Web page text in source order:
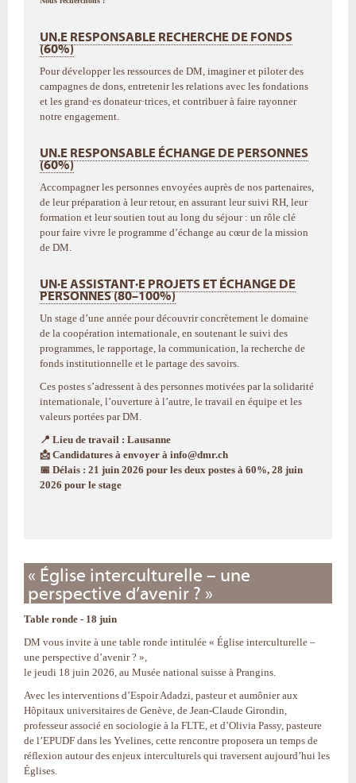
UN.E RESPONSABLE RECHERCHE DE FONDS
(60%)
Pour développer les ressources de DM, imaginer et piloter des
campagnes de dons, entretenir les relations avec les fondations
et les grand·es donateur·trices, et contribuer à faire rayonner
notre engagement.
UN.E RESPONSABLE ÉCHANGE DE PERSONNES
(60%)
Accompagner les personnes envoyées auprès de nos partenaires,
de leur préparation à leur retour, en assurant leur suivi RH, leur
formation et leur soutien tout au long du séjour : un rôle clé
pour faire vivre le programme d’échange au cœur de la mission
de DM.
UN·E ASSISTANT·E PROJETS ET ÉCHANGE DE
PERSONNES (80–100%)
Un stage d’une année pour découvrir concrètement le domaine
de la coopération internationale, en soutenant le suivi des
programmes, le rapportage, la communication, la recherche de
fonds institutionnelle et le partage des savoirs.
Ces postes s’adressent à des personnes motivées par la solidarité
internationale, l’ouverture à l’autre, le travail en équipe et les
valeurs portées par DM.
📍 Lieu de travail : Lausanne
📩 Candidatures à envoyer à info@dmr.ch
📅 Délais : 21 juin 2026 pour les deux postes à 60%, 28 juin
2026 pour le stage
« Église interculturelle – une
perspective d’avenir ? »
Table ronde - 18 juin
DM vous invite à une table ronde intitulée « Église interculturelle –
une perspective d’avenir ? »,
le jeudi 18 juin 2026, au Musée national suisse à Prangins.
Avec les interventions d’Espoir Adadzi, pasteur et aumônier aux
Hôpitaux universitaires de Genève, de Jean-Claude Girondin,
professeur associé en sociologie à la FLTE, et d’Olivia Passy, pasteure
de l’EPUDF dans les Yvelines, cette rencontre proposera un temps de
réflexion autour des enjeux interculturels qui traversent aujourd’hui les
Églises.